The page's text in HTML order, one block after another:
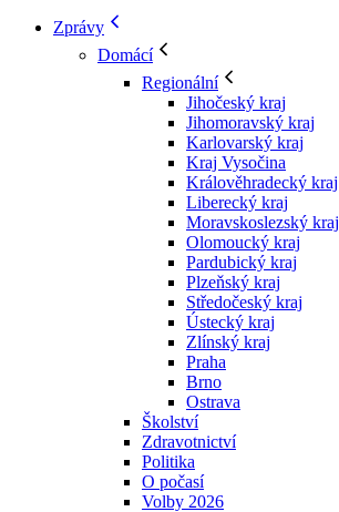
Zprávy
Domácí
Regionální
Jihočeský kraj
Jihomoravský kraj
Karlovarský kraj
Kraj Vysočina
Králověhradecký kraj
Liberecký kraj
Moravskoslezský kraj
Olomoucký kraj
Pardubický kraj
Plzeňský kraj
Středočeský kraj
Ústecký kraj
Zlínský kraj
Praha
Brno
Ostrava
Školství
Zdravotnictví
Politika
O počasí
Volby 2026